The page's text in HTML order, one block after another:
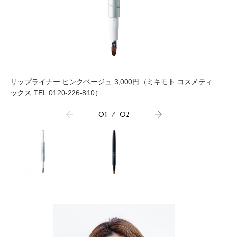
リップライナー ピンクベージュ 3,000円（ミキモト コスメティ
ックス TEL.0120-226-810）
01 / 02